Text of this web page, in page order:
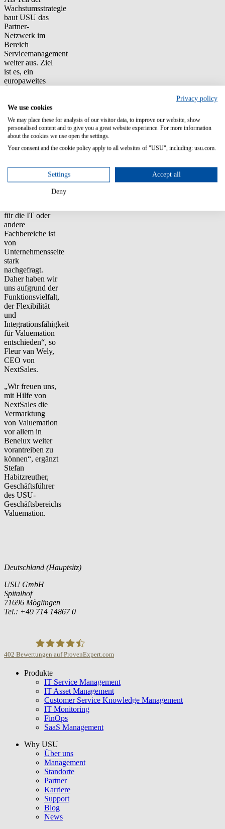
Wachstumsstrategie
baut USU das
Partner-
Netzwerk im
Bereich
Servicemanagement
weiter aus. Ziel
ist es, ein
europaweites
Implementierungs-
und
Vertriebspartner
der USU-Suite
Valuemation für
die weitere
für die IT oder
andere
Fachbereiche ist
von
Unternehmensseite
stark
nachgefragt.
Daher haben wir
uns aufgrund der
Funktionsvielfalt,
der Flexibilität
und
Integrationsfähigkeit
für Valuemation
entschieden“, so
Fleur van Wely,
CEO von
NextSales.
„Wir freuen uns,
mit Hilfe von
NextSales die
Vermarktung
von Valuemation
vor allem in
Benelux weiter
vorantreiben zu
können“, ergänzt
Stefan
Habitzreuther,
Geschäftsführer
des USU-
Geschäftsbereichs
Valuemation.
Deutschland (Hauptsitz)
USU GmbH
Spitalhof
71696 Möglingen
Tel.: +49 714 14867 0
USU GmbH
402 Bewertungen auf ProvenExpert.com
Produkte
IT Service Management
IT Asset Management
Customer Service Knowledge Management
IT Monitoring
FinOps
SaaS Management
Why USU
Über uns
Management
Standorte
Partner
Karriere
Support
Blog
News
Privacy policy
We use cookies
We may place these for analysis of our visitor data, to improve our website, show
personalised content and to give you a great website experience. For more information
about the cookies we use open the settings.
Your consent and the cookie policy apply to all websites of "USU", including: usu.com.
Settings Accept all
Deny